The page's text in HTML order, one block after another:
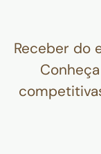
Receber do